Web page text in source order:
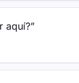
aquí?”